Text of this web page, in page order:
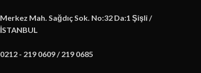
Merkez Mah. Sağdıç Sok. No:32 Da:1 Şişli /
İSTANBUL
0212 - 219 0609 / 219 0685